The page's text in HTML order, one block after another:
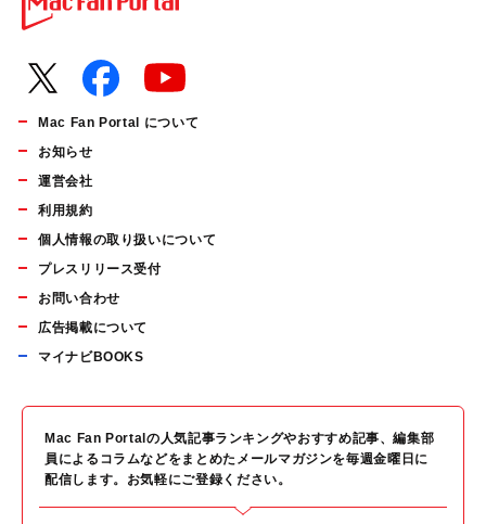
Mac Fan Portal について
お知らせ
運営会社
利用規約
個人情報の取り扱いについて
プレスリリース受付
お問い合わせ
広告掲載について
マイナビBOOKS
Mac Fan Portalの人気記事ランキングやおすすめ記事、編集部
員によるコラムなどをまとめたメールマガジンを毎週金曜日に
配信します。お気軽にご登録ください。